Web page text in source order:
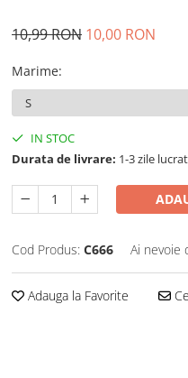
10,99 RON 10,00 RON
Marime:
IN STOC
Durata de livrare: 1-3 zile
Cod Produs: C666 Ai nevoie
Adauga la Favorite